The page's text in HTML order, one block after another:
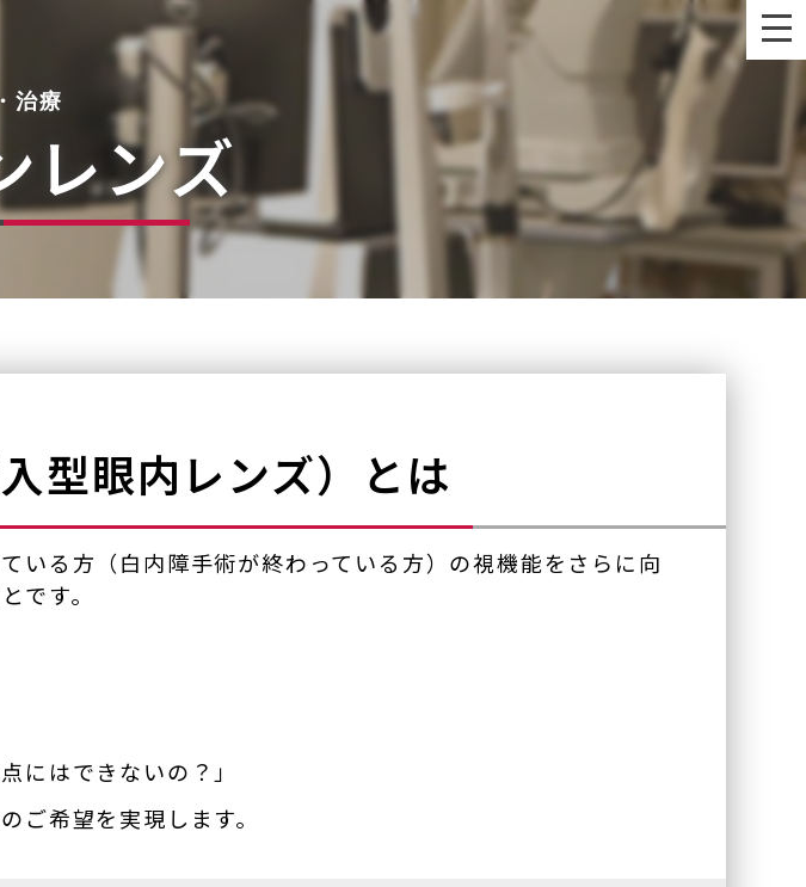
なるべく早く
レンズ
治療
型眼内レンズ）とは
いる方（白内障手術が終わっている方）の視機能をさらに向
です。
にはできないの？」
ご希望を実現します。